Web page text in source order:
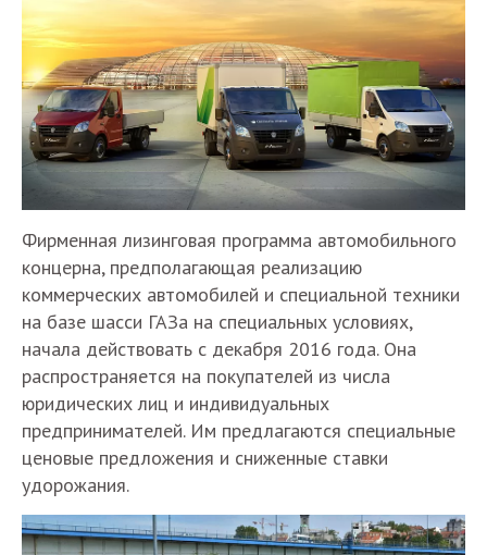
Фирменная лизинговая программа автомобильного
концерна, предполагающая реализацию
коммерческих автомобилей и специальной техники
на базе шасси ГАЗа на специальных условиях,
начала действовать с декабря 2016 года. Она
распространяется на покупателей из числа
юридических лиц и индивидуальных
предпринимателей. Им предлагаются специальные
ценовые предложения и сниженные ставки
удорожания.